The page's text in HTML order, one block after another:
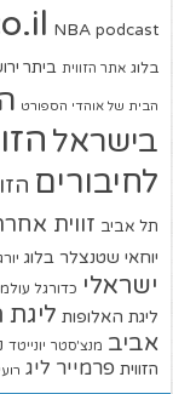
NBA podcast
בלוג אתר הזווית ביתר
הבית של אוהדי הספורט
בישראל
לחיבורים
תל אביב זווית
יוחאי שטנצלר בלוג
ישראלי כדורגל
ליגת האלופות ליגת
אביב מנצ'סטר יונייטד
הזווית פרמייר ליג